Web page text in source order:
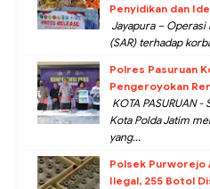
Penyidikan dan
Jayapura – Operasi
(SAR) terhadap
Polres Pasuruan
Pengeroyokan
KOTA PASURUAN
Kota Polda Jatim
yang...
Polsek Purworejo
Ilegal, 255 Botol